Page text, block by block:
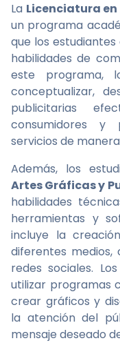
La Licenciatura
un programa
que los
habilidades de
este programa,
conceptualizar,
publicitarias
consumidores y
servicios de
Además, los
Artes Gráficas y
habilidades
herramientas y
incluye la
diferentes
redes sociales.
utilizar programas
crear gráficos y
la atención del
mensaje deseado